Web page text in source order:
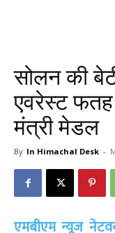
सोलन की
एवरेस्ट फतह
मंत्री मेडल
By In Himachal Desk -
एमबीएम न्यूज